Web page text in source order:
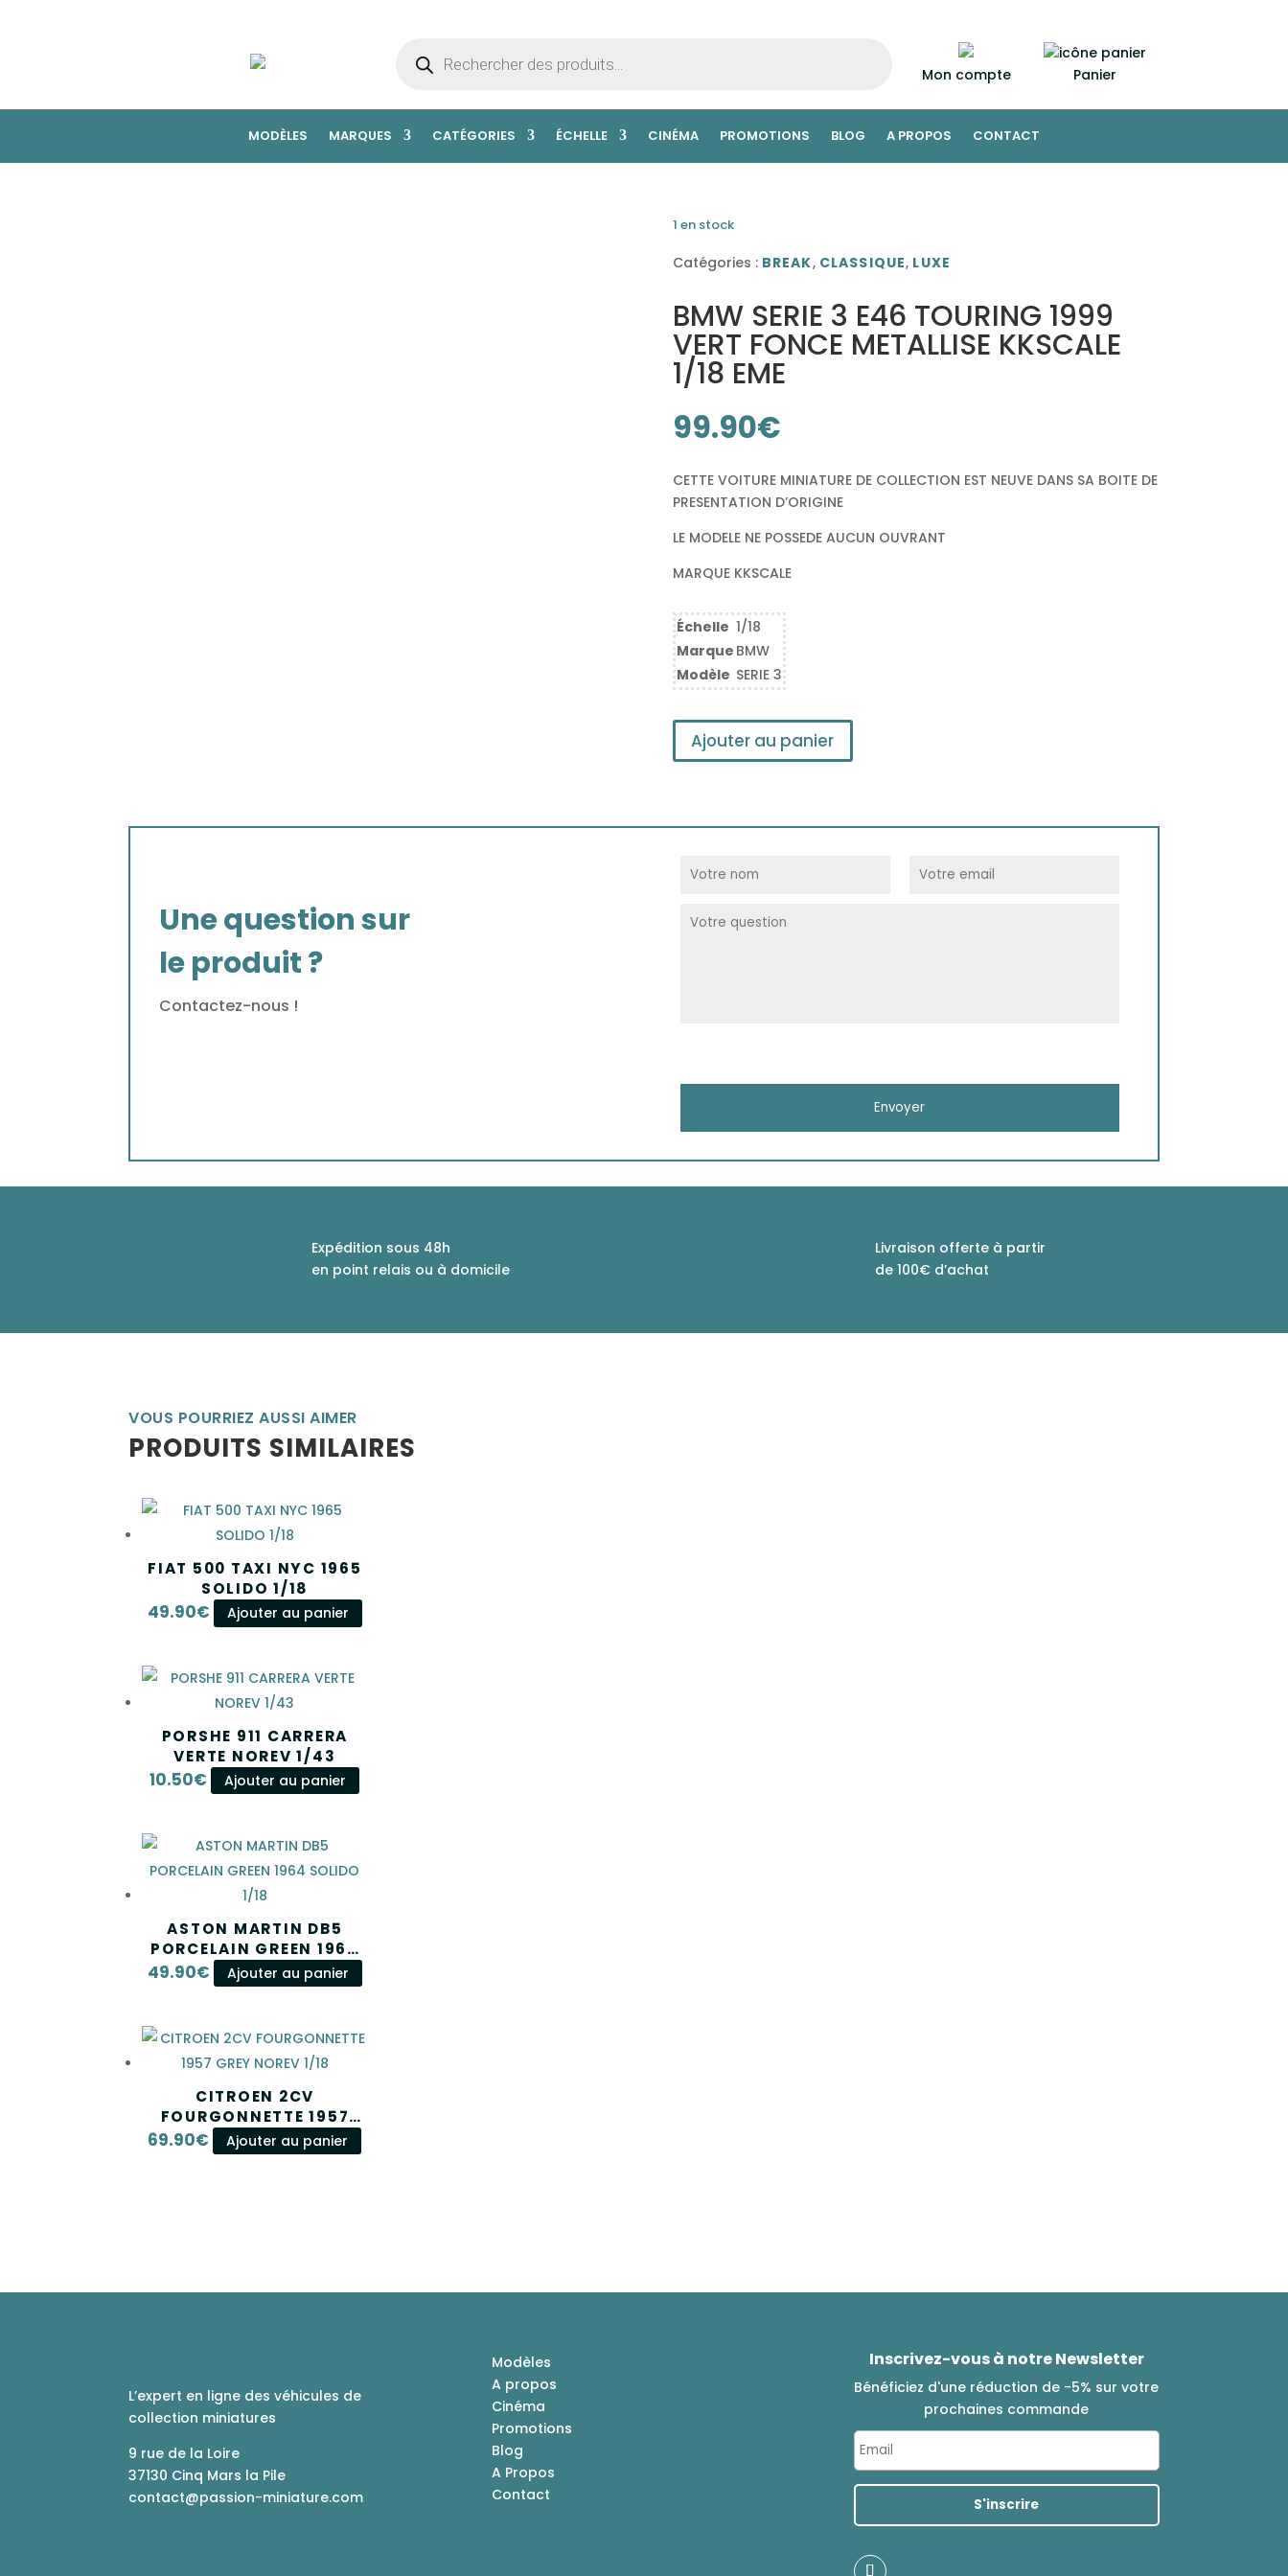
produits Mon compte Panier
MODÈLES MARQUES CATÉGORIES ÉCHELLE CINÉMA PROMOTIONS BLOG A PROPOS CONTACT
1 en stock
Catégories : BREAK, CLASSIQUE, LUXE
BMW SERIE 3 E46 TOURING 1999
VERT FONCE METALLISE KKSCALE
1/18 EME
99.90€
CETTE VOITURE MINIATURE DE COLLECTION EST NEUVE DANS SA BOITE DE
PRESENTATION D’ORIGINE
LE MODELE NE POSSEDE AUCUN OUVRANT
MARQUE KKSCALE
Échelle 1/18
Marque BMW
Modèle SERIE 3
Ajouter au panier
Une question sur
le produit ?
Contactez-nous !
Expédition sous 48h
en point relais ou à domicile
Livraison offerte à partir
de 100€ d’achat
VOUS POURRIEZ AUSSI AIMER
PRODUITS SIMILAIRES
FIAT 500 TAXI NYC 1965
SOLIDO 1/18
49.90€ Ajouter au panier
PORSHE 911 CARRERA
VERTE NOREV 1/43
10.50€ Ajouter au panier
ASTON MARTIN DB5
PORCELAIN GREEN 1964
SOLIDO 1/18
49.90€ Ajouter au panier
CITROEN 2CV
FOURGONNETTE 1957
GREY NOREV 1/18
69.90€ Ajouter au panier
L’expert en ligne des véhicules de
collection miniatures
9 rue de la Loire
37130 Cinq Mars la Pile
contact@passion-miniature.com
Modèles
A propos
Cinéma
Promotions
Blog
A Propos
Contact
Inscrivez-vous à notre Newsletter
Bénéficiez d'une réduction de -5% sur votre
prochaines commande